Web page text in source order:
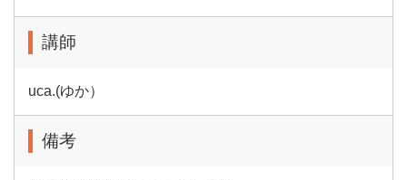
講師
uca.(ゆか）
備考